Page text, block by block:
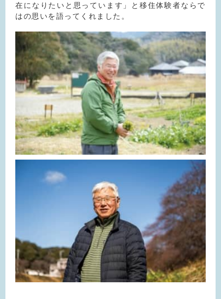
在になりたいと思っています」と移住体験者ならで
はの思いを語ってくれました。